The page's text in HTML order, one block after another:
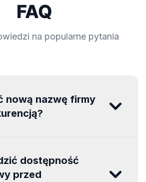
FAQ
na popularne pytania
nową nazwę firmy
dostępność
przed